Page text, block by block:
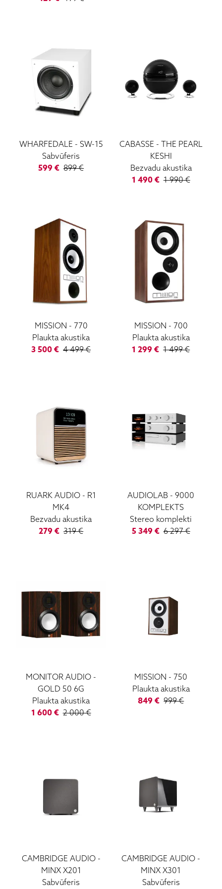
WHARFEDALE - SW-15
Sabvūferis
599 € 899€
CABASSE - THE PEARL
KESHI
Bezvadu akustika
1 490€ 1 990€
MISSION - 770
Plaukta akustika
3 500 € 4 499€
MISSION - 700
Plaukta akustika
1 299 € 1 499€
RUARK AUDIO- R1
MK4
Bezvadu akustika
279 € 319€
AUDIOLAB -9000
KOMPLEKTS
Stereo komplekti
5 349€ 6 297€
MONITOR AUDIO -
GOLD 50 6G
Plaukta akustika
1 600€ 2 000€
MISSION -750
Plaukta akustika
849 € 999€
CAMBRIDGE AUDIO-
MINX X201
Sabvūferis
CAMBRIDGE AUDIO -
MINX X301
Sabvūferis